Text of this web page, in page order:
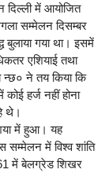
में आयोजित
सम्मेलन दिसम्बर
बुलाया गया था। इसमें
एशियाई तथा
ने तय किया कि
हर्ज नहीं होना
थे।
में हुआ। यह
सम्मेलन में विश्व शांति
में बेलग्रेड शिखर